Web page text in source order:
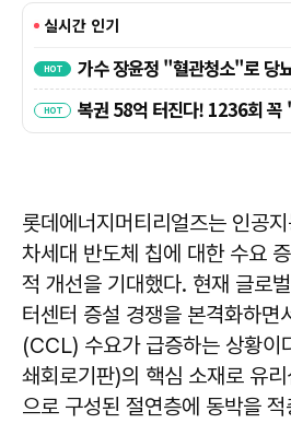
롯데에너지머티리얼즈는 인공
차세대 반도체 칩에 대한 수요
적 개선을 기대했다. 현재 글로
터센터 증설 경쟁을 본격화하
(CCL) 수요가 급증하는 상황
쇄회로기판)의 핵심 소재로 유
으로 구성된 절연층에 동박을